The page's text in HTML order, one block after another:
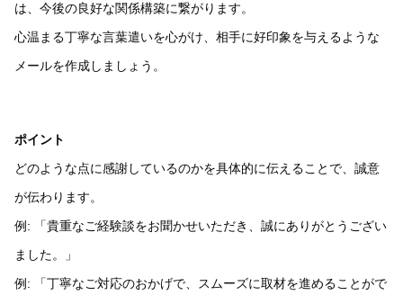
は、今後の良好な関係構築に繋がります。
心温まる丁寧な言葉遣いを心がけ、相手に好印象を与えるような
メールを作成しましょう。
ポイント
どのような点に感謝しているのかを具体的に伝えることで、誠意
が伝わります。
例: 「貴重なご経験談をお聞かせいただき、誠にありがとうござい
ました。」
例: 「丁寧なご対応のおかげで、スムーズに取材を進めることがで